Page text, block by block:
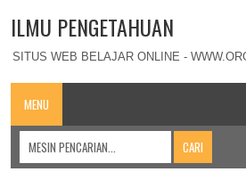
ILMU PENGETAHUAN
SITUS WEB BELAJAR ONLINE -
MENU